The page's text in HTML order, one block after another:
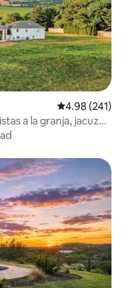
Calificación
4.98 (241)
a la granja, jacuzzi,